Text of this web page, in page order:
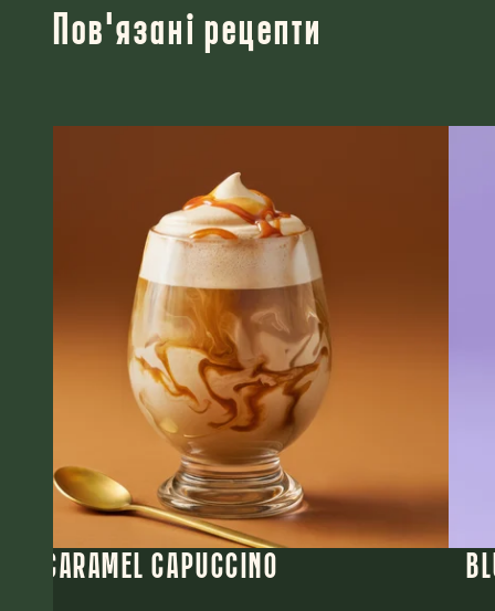
Пов'язані рецепти
CARAMEL CAPUCCINO